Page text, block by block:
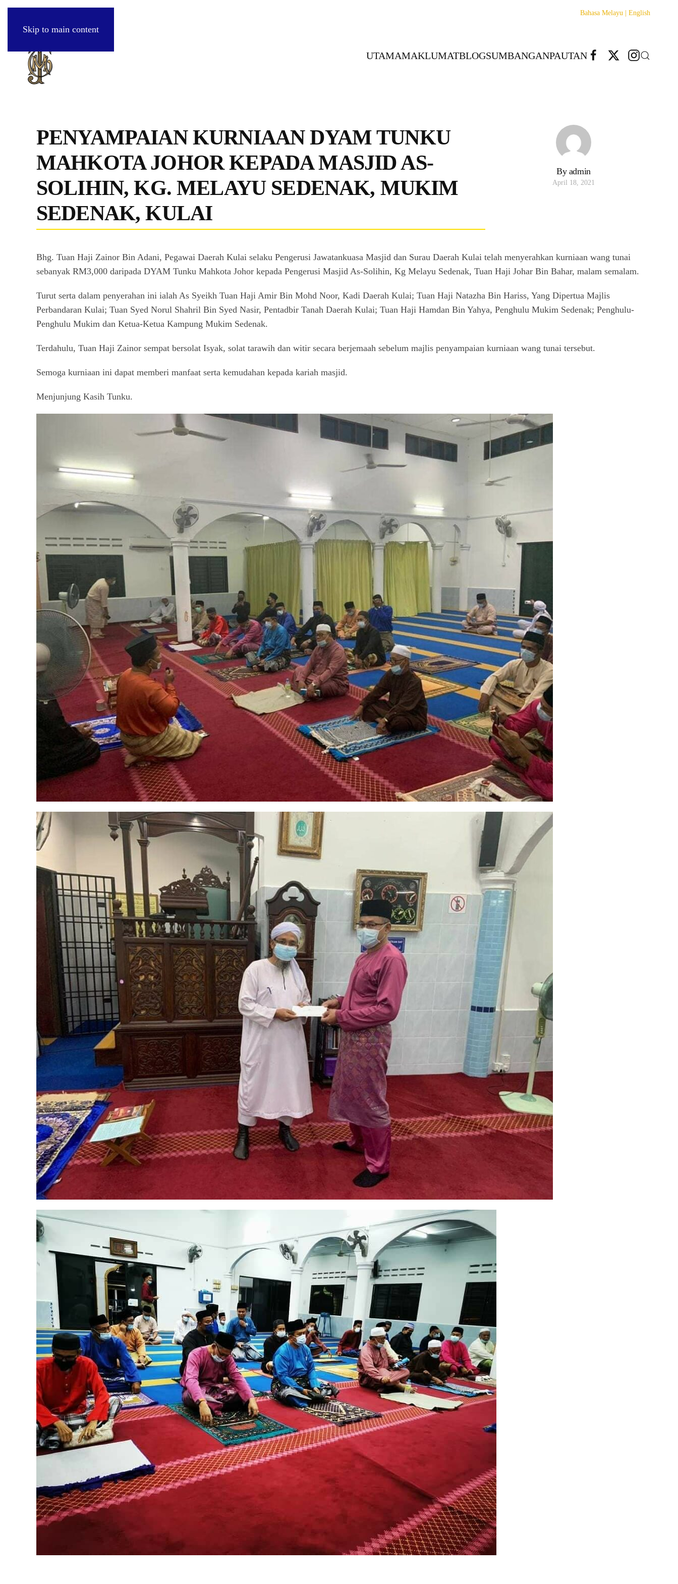
Skip to main content
Bahasa Melayu | English
UTAMAMAKLUMATBLOGSUMBANGANPAUTAN
PENYAMPAIAN KURNIAAN DYAM TUNKU
MAHKOTA JOHOR KEPADA MASJID AS-
SOLIHIN, KG. MELAYU SEDENAK, MUKIM
SEDENAK, KULAI
By admin
April 18, 2021
Bhg. Tuan Haji Zainor Bin Adani, Pegawai Daerah Kulai selaku Pengerusi Jawatankuasa Masjid dan Surau Daerah Kulai telah menyerahkan kurniaan wang tunai
sebanyak RM3,000 daripada DYAM Tunku Mahkota Johor kepada Pengerusi Masjid As-Solihin, Kg Melayu Sedenak, Tuan Haji Johar Bin Bahar, malam semalam.
Turut serta dalam penyerahan ini ialah As Syeikh Tuan Haji Amir Bin Mohd Noor, Kadi Daerah Kulai; Tuan Haji Natazha Bin Hariss, Yang Dipertua Majlis
Perbandaran Kulai; Tuan Syed Norul Shahril Bin Syed Nasir, Pentadbir Tanah Daerah Kulai; Tuan Haji Hamdan Bin Yahya, Penghulu Mukim Sedenak; Penghulu-
Penghulu Mukim dan Ketua-Ketua Kampung Mukim Sedenak.
Terdahulu, Tuan Haji Zainor sempat bersolat Isyak, solat tarawih dan witir secara berjemaah sebelum majlis penyampaian kurniaan wang tunai tersebut.
Semoga kurniaan ini dapat memberi manfaat serta kemudahan kepada kariah masjid.
Menjunjung Kasih Tunku.